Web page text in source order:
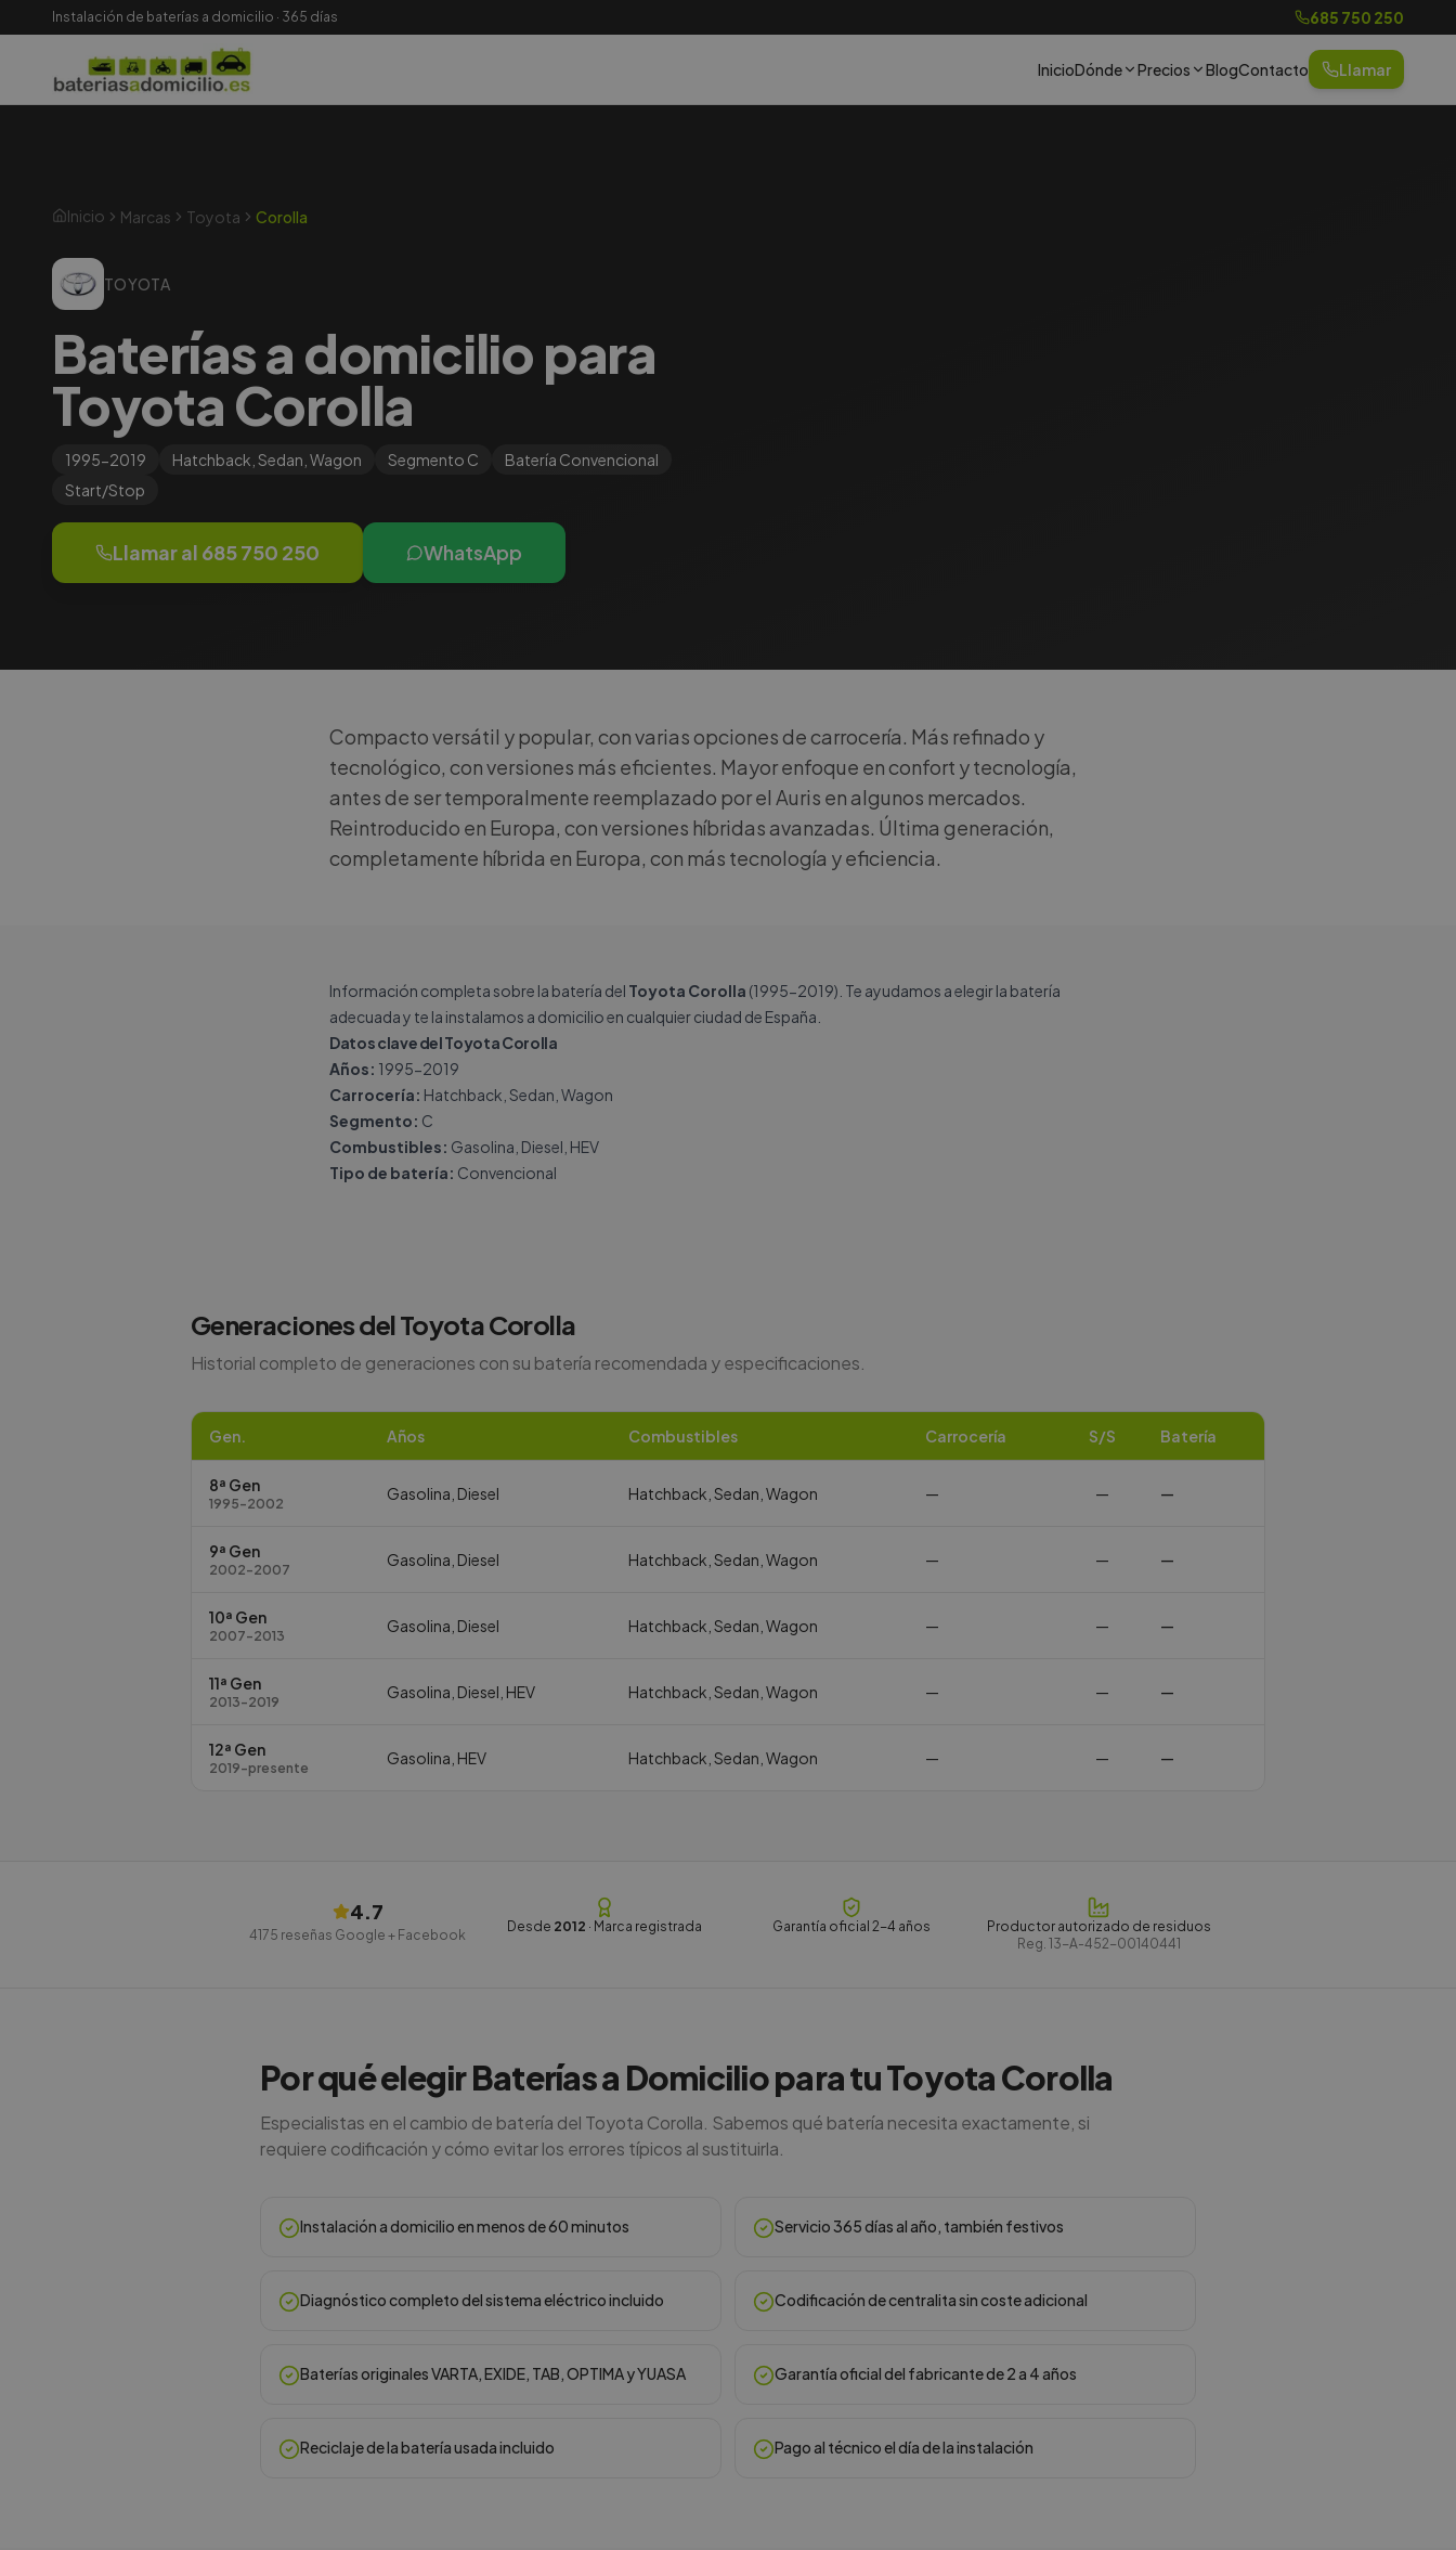
Instalación de baterías a domicilio · 365 días 685 750 250
InicioDónde Precios BlogContacto Llamar
Inicio Marcas Toyota Corolla
TOYOTA
Baterías a domicilio para
Toyota Corolla
1995-2019 Hatchback, Sedan, Wagon Segmento C Batería Convencional
Start/Stop
Llamar al 685 750 250 WhatsApp
Compacto versátil y popular, con varias opciones de carrocería. Más refinado y
tecnológico, con versiones más eficientes. Mayor enfoque en confort y tecnología,
antes de ser temporalmente reemplazado por el Auris en algunos mercados.
Reintroducido en Europa, con versiones híbridas avanzadas. Última generación,
completamente híbrida en Europa, con más tecnología y eficiencia.
Información completa sobre la batería del Toyota Corolla (1995-2019). Te ayudamos a elegir la batería
adecuada y te la instalamos a domicilio en cualquier ciudad de España.
Datos clave del Toyota Corolla
Años: 1995-2019
Carrocería: Hatchback, Sedan, Wagon
Segmento: C
Combustibles: Gasolina, Diesel, HEV
Tipo de batería: Convencional
Generaciones delToyotaCorolla
Historial completo de generaciones con su batería recomendada y especificaciones.
Gen. Años Combustibles Carrocería S/S Batería
8ª Gen
1995-2002
Gasolina, Diesel Hatchback, Sedan, Wagon — — —
9ª Gen
2002-2007
Gasolina, Diesel Hatchback, Sedan, Wagon — — —
10ª Gen
2007-2013
Gasolina, Diesel Hatchback, Sedan, Wagon — — —
11ª Gen
2013-2019
Gasolina, Diesel, HEV Hatchback, Sedan, Wagon — — —
12ª Gen
2019-presente
Gasolina, HEV Hatchback, Sedan, Wagon — — —
4.7
4175 reseñas Google + Facebook
Desde 2012 · Marca registrada Garantía oficial 2-4 años
Productor autorizado de residuos
Reg. 13-A-452-00140441
Por qué elegir Baterías a Domicilio para tu Toyota Corolla
Especialistas en el cambio de batería del Toyota Corolla. Sabemos qué batería necesita exactamente, si
requiere codificación y cómo evitar los errores típicos al sustituirla.
Instalación a domicilio en menos de 60 minutos Servicio 365 días al año, también festivos
Diagnóstico completo del sistema eléctrico incluido Codificación de centralita sin coste adicional
Baterías originales VARTA, EXIDE, TAB, OPTIMA y YUASA Garantía oficial del fabricante de 2 a 4 años
Reciclaje de la batería usada incluido Pago al técnico el día de la instalación